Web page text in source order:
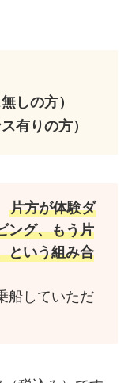
しの方）
有りの方）
片方が体験ダ
ング、もう片
という組み合
船していただ